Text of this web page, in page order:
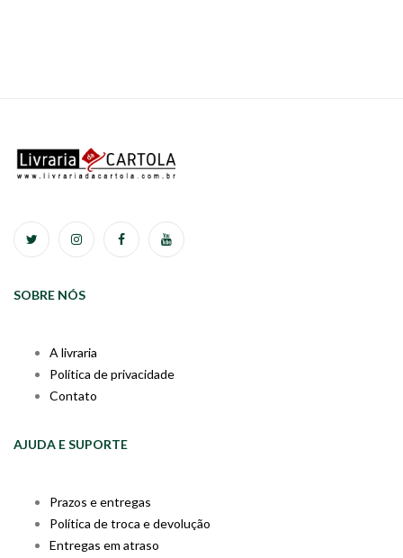
SOBRE NÓS
A livraria
Política de privacidade
Contato
AJUDA E SUPORTE
Prazos e entregas
Política de troca e devolução
Entregas em atraso